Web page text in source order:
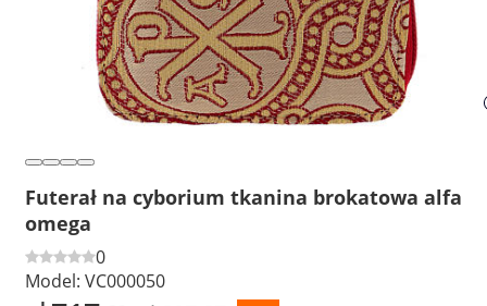
Futerał na cyborium tkanina brokatowa alfa
omega
0
Model: VC000050